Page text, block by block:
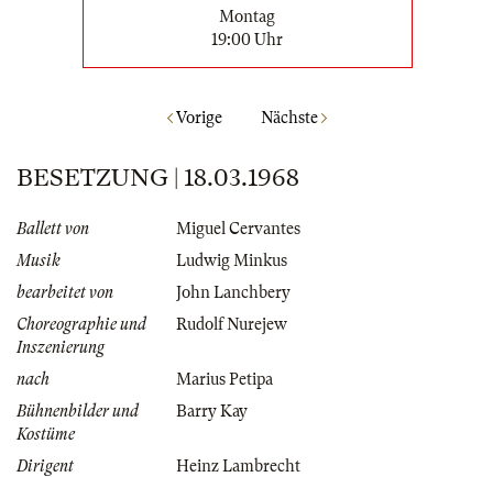
Montag
19:00 Uhr
Vorige Nächste
BESETZUNG | 18.03.1968
Ballett von
Miguel Cervantes
Musik
Ludwig Minkus
bearbeitet von
John Lanchbery
Choreographie und
Inszenierung
Rudolf Nurejew
nach
Marius Petipa
Bühnenbilder und
Kostüme
Barry Kay
Dirigent
Heinz Lambrecht